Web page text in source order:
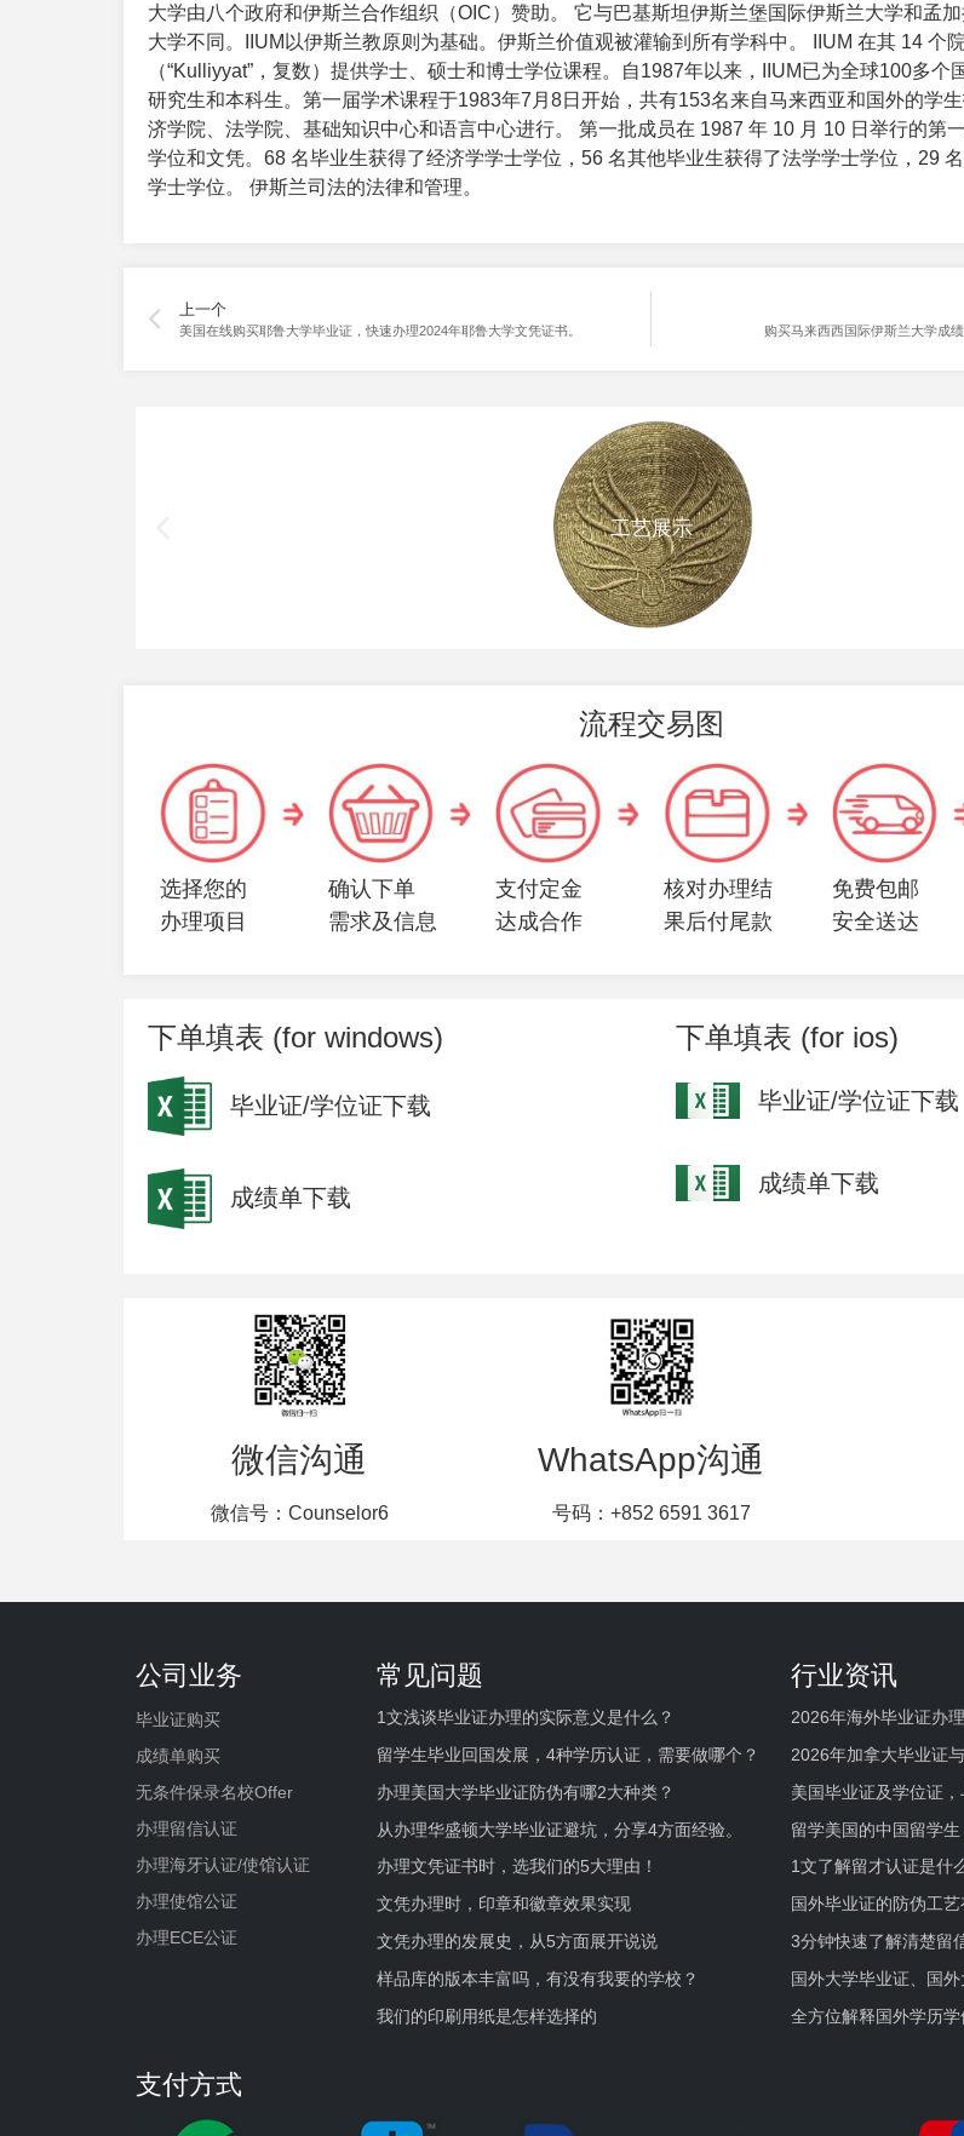
大学由八个政府和伊斯兰合作组织（OIC）赞助。 它与巴基斯坦伊斯兰堡国际伊斯兰大学和孟
大学不同。IIUM以伊斯兰教原则为基础。伊斯兰价值观被灌输到所有学科中。 IIUM 在其 14 个
（“Kulliyyat”，复数）提供学士、硕士和博士学位课程。自1987年以来，IIUM已为全球100多个
研究生和本科生。第一届学术课程于1983年7月8日开始，共有153名来自马来西亚和国外的学
济学院、法学院、基础知识中心和语言中心进行。 第一批成员在 1987 年 10 月 10 日举行的第
学位和文凭。68 名毕业生获得了经济学学士学位，56 名其他毕业生获得了法学学士学位，29
学士学位。 伊斯兰司法的法律和管理。
上一个
美国在线购买耶鲁大学毕业证，快速办理2024年耶鲁大学文凭证书。 购买马来西西国际伊斯兰大学成
工艺展示
流程交易图
选择您的
办理项目
确认下单
需求及信息
支付定金
达成合作
核对办理结
果后付尾款
免费包邮
安全送达
下单填表 (for windows)
毕业证/学位证下载
成绩单下载
下单填表 (for ios)
毕业证/学位证下载
成绩单下载
微信沟通
微信号：Counselor6
WhatsApp沟通
号码：+852 6591 3617
公司业务
毕业证购买
成绩单购买
无条件保录名校Offer
办理留信认证
办理海牙认证/使馆认证
办理使馆公证
办理ECE公证
常见问题
1文浅谈毕业证办理的实际意义是什么？
留学生毕业回国发展，4种学历认证，需要做哪个？
办理美国大学毕业证防伪有哪2大种类？
从办理华盛顿大学毕业证避坑，分享4方面经验。
办理文凭证书时，选我们的5大理由！
文凭办理时，印章和徽章效果实现
文凭办理的发展史，从5方面展开说说
样品库的版本丰富吗，有没有我要的学校？
我们的印刷用纸是怎样选择的
行业资讯
2026年海外毕业证办
2026年加拿大毕业证
美国毕业证及学位证
留学美国的中国留学
1文了解留才认证是什
国外毕业证的防伪工
3分钟快速了解清楚留
国外大学毕业证、国
全方位解释国外学历学
支付方式